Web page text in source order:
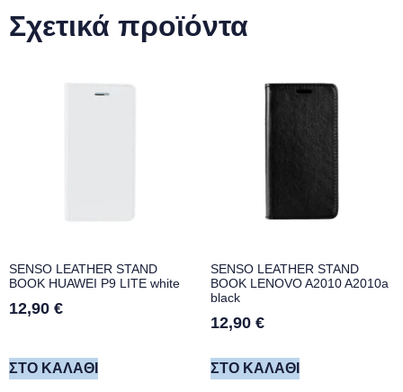
Σχετικά προϊόντα
SENSO LEATHER STAND
BOOK HUAWEI P9 LITE white
12,90 €
ΣΤΟ ΚΑΛΆΘΙ
SENSO LEATHER STAND
BOOK LENOVO A2010 A2010a
black
12,90 €
ΣΤΟ ΚΑΛΆΘΙ